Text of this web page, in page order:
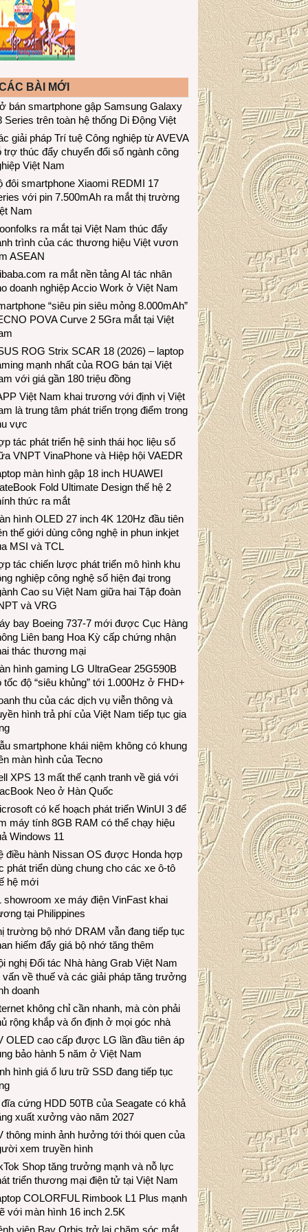
BÀI MỚI
bán smartphone gập Samsung Galaxy
Series trên toàn hệ thống Di Động Việt
giải pháp Trí tuệ Công nghiệp từ AVEVA
trợ thúc đẩy chuyển đổi số ngành công
Việt Nam
đôi smartphone Xiaomi REDMI 17
với pin 7.500mAh ra mắt thị trường
Nam
ra mắt tại Việt Nam thúc đẩy
trình của các thương hiệu Việt vươn
ASEAN
ra mắt nền tảng AI tác nhân
doanh nghiệp Accio Work ở Việt Nam
“siêu pin siêu mỏng 8.000mAh”
POVA Curve 2 5Gra mắt tại Việt
ROG Strix SCAR 18 (2026) – laptop
mạnh nhất của ROG bán tại Việt
với giá gần 180 triệu đồng
Việt Nam khai trương với định vị Việt
là trung tâm phát triển trọng điểm trong
vực
tác phát triển hệ sinh thái học liệu số
VNPT VinaPhone và Hiệp hội VAEDR
màn hình gập 18 inch HUAWEI
Fold Ultimate Design thế hệ 2
thức ra mắt
hình OLED 27 inch 4K 120Hz đầu tiên
thế giới dùng công nghệ in phun inkjet
MSI và TCL
tác chiến lược phát triển mô hình khu
nghiệp công nghệ số hiện đại trong
Cao su Việt Nam giữa hai Tập đoàn
và VRG
bay Boeing 737-7 mới được Cục Hàng
Liên bang Hoa Kỳ cấp chứng nhận
thác thương mại
hình gaming LG UltraGear 25G590B
tốc độ “siêu khủng” tới 1.000Hz ở FHD+
thu của các dịch vụ viễn thông và
hình trả phí của Việt Nam tiếp tục gia
smartphone khái niệm không có khung
màn hình của Tecno
XPS 13 mất thế cạnh tranh về giá với
Neo ở Hàn Quốc
có kế hoạch phát triển WinUI 3 để
máy tính 8GB RAM có thể chạy hiệu
Windows 11
điều hành Nissan OS được Honda hợp
phát triển dùng chung cho các xe ô-tô
hệ mới
showroom xe máy điện VinFast khai
tại Philippines
trường bộ nhớ DRAM vẫn đang tiếp tục
hiếm đẩy giá bộ nhớ tăng thêm
nghị Đối tác Nhà hàng Grab Việt Nam
về thuế và các giải pháp tăng trưởng
doanh
không chỉ cần nhanh, mà còn phải
rộng khắp và ổn định ở mọi góc nhà
OLED cao cấp được LG lần đầu tiên áp
bảo hành 5 năm ở Việt Nam
hình giá ổ lưu trữ SSD đang tiếp tục
cứng HDD 50TB của Seagate có khả
xuất xưởng vào năm 2027
thông minh ảnh hưởng tới thói quen của
xem truyền hình
Shop tăng trưởng mạnh và nỗ lực
triển thương mại điện tử tại Việt Nam
COLORFUL Rimbook L1 Plus mạnh
với màn hình 16 inch 2.5K
viện Bay Orbis trở lại chăm sóc mắt